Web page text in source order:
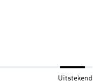
Uitstekend